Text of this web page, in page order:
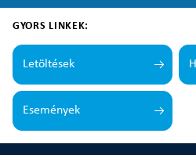
GYORS LINKEK:
Letöltések
Események